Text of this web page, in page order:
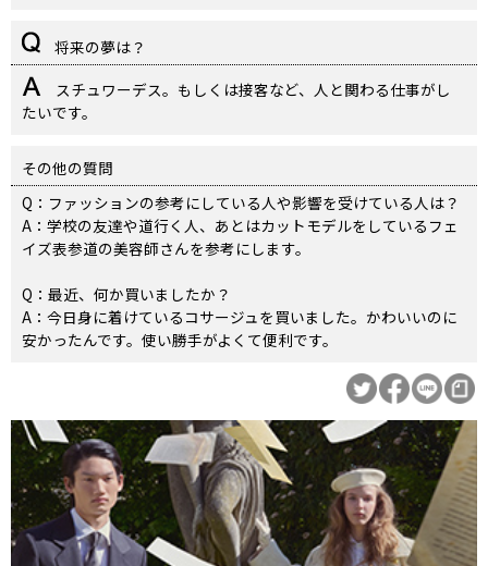
将来の夢は？
スチュワーデス。もしくは接客など、人と関わる仕事がし
たいです。
その他の質問
Q：ファッションの参考にしている人や影響を受けている人は？
A：学校の友達や道行く人、あとはカットモデルをしているフェ
イズ表参道の美容師さんを参考にします。
Q：最近、何か買いましたか？
A：今日身に着けているコサージュを買いました。かわいいのに
安かったんです。使い勝手がよくて便利です。